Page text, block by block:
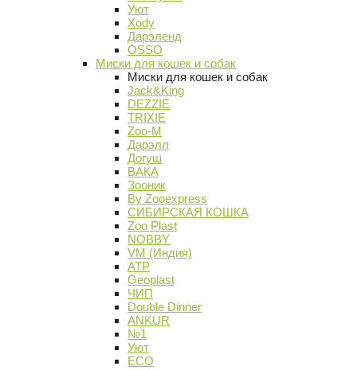
Уют
Xody
Дарэленд
OSSO
Миски для кошек и собак
Миски для кошек и собак
Jack&King
DEZZIE
TRIXIE
Zoo-M
Дарэлл
Догуш
ВАКА
Зооник
By Zooexpress
СИБИРСКАЯ КОШКА
Zoo Plast
NOBBY
VM (Индия)
АТР
Geoplast
ЧИП
Double Dinner
ANKUR
№1
Уют
ECO